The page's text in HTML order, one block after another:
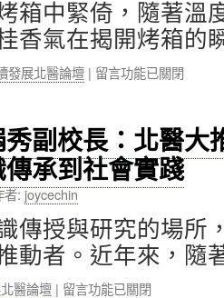
並
實
踐
續〉
2024
永
願
行
動
藍
圖〉
鴻
院
長：
由
食
育、
食
源
構
全
齡
續
箱中緊倚，隨著溫
香氣在揭開烤箱
發展北醫論壇 | 在
護
理
學
院
佩
珊
院
長：
從
留言功能已關閉
秀副校長：北醫
承到社會實踐
者: joycechin
傳授與研究的場所
動者。近年來，
醫論壇 | 在
留言功能已關閉